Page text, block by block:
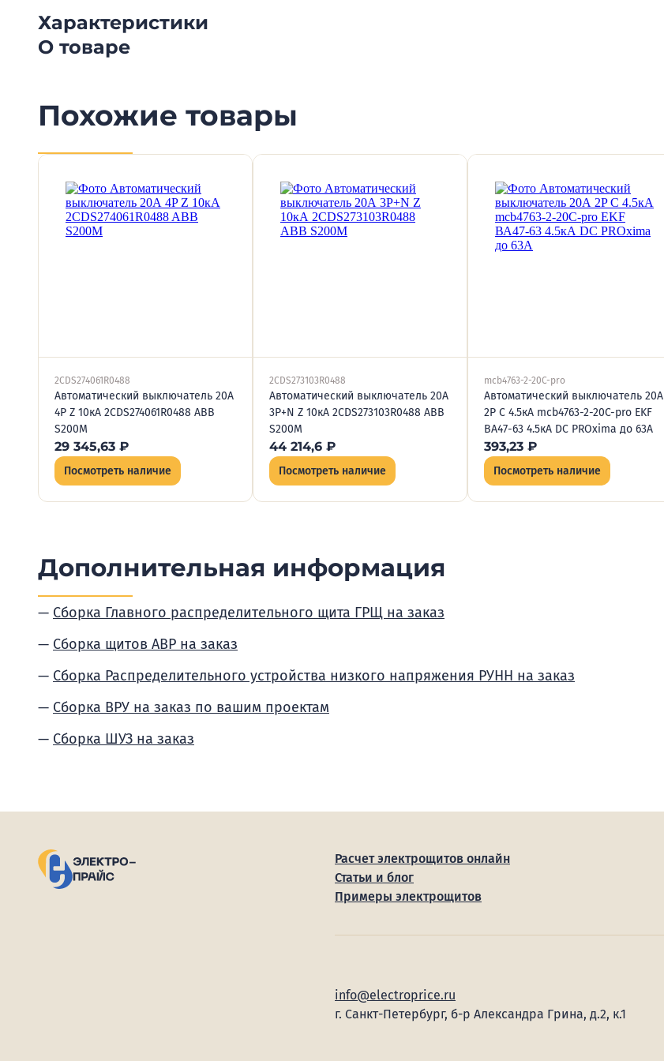
Характеристики
О товаре
Похожие товары
2CDS274061R0488
Автоматический выключатель 20А
4P Z 10кА 2CDS274061R0488 ABB
S200M
29 345,63 ₽
Посмотреть наличие
2CDS273103R0488
Автоматический выключатель 20А
3P+N Z 10кА 2CDS273103R0488 ABB
S200M
44 214,6 ₽
Посмотреть наличие
mcb4763-2-20C-pro
Автоматический выключатель 20А
2P C 4.5кА mcb4763-2-20C-pro EKF
ВА47-63 4.5кА DC PROxima до 63А
393,23 ₽
Посмотреть наличие
Дополнительная информация
Сборка Главного распределительного щита ГРЩ на заказ
Сборка щитов АВР на заказ
Сборка Распределительного устройства низкого напряжения РУНН на заказ
Сборка ВРУ на заказ по вашим проектам
Сборка ШУЗ на заказ
Расчет электрощитов онлайн
Статьи и блог
Примеры электрощитов
info@electroprice.ru
г. Санкт-Петербург, б-р Александра Грина, д.2, к.1